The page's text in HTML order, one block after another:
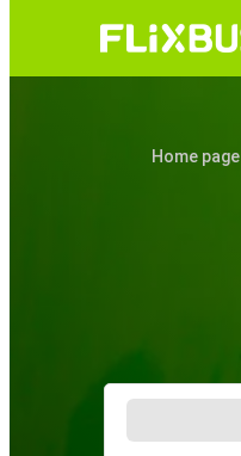
Home page